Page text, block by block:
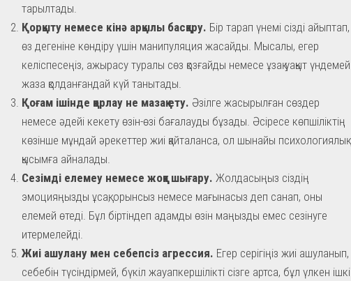
тарылтады.
Қорқыту немесе кінә арқылы басқару. Бір тарап үнемі сізді айыптап,
өз дегеніне көндіру үшін манипуляция жасайды. Мысалы, егер
келіспесеңіз, ажырасу туралы сөз қозғайды немесе ұзақ уақыт үндемей
жаза қолданғандай күй танытады.
Қоғам ішінде қорлау не мазақ ету. Әзілге жасырылған сөздер
немесе әдейі кекету өзін-өзі бағалауды бұзады. Әсіресе көпшіліктің
көзінше мұндай әрекеттер жиі қайталанса, ол шынайы психологиялық
қысымға айналады.
Сезімді елемеу немесе жоққа шығару. Жолдасыңыз сіздің
эмоцияңызды ұсақ, орынсыз немесе мағынасыз деп санап, оны
елемей өтеді. Бұл біртіндеп адамды өзін маңызды емес сезінуге
итермелейді.
Жиі ашулану мен себепсіз агрессия. Егер серігіңіз жиі ашуланып,
себебін түсіндірмей, бүкіл жауапкершілікті сізге артса, бұл үлкен ішкі